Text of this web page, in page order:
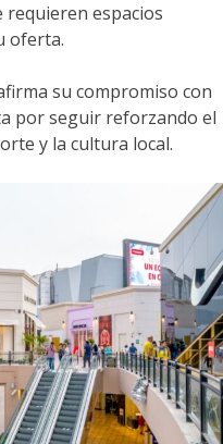
requieren espacios
oferta.
su compromiso con
por seguir reforzando el
y la cultura local.